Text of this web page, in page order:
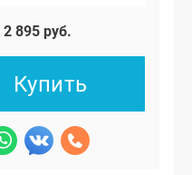
2 895 руб.
Купить